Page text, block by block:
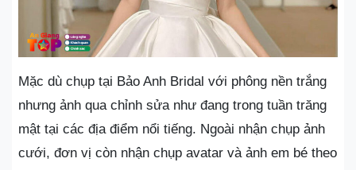
Mặc dù chụp tại Bảo Anh Bridal với phông nền trắng
nhưng ảnh qua chỉnh sửa như đang trong tuần trăng
mật tại các địa điểm nổi tiếng. Ngoài nhận chụp ảnh
cưới, đơn vị còn nhận chụp avatar và ảnh em bé theo